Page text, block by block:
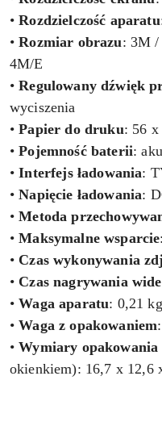
•Rozdzielczość aparatu
•Rozmiar obrazu: 3M
4M/E
•Regulowany dźwięk
wyciszenia
•Papier do druku: 56 x
•Pojemność baterii:
•Interfejs ładowania:
•Napięcie ładowania:
•Metoda
•Maksymalne wsparcie
• Czas wykonywania
• Czas nagrywania
•Waga aparatu: 0,21 kg
•Waga z opakowaniem
•Wymiary opakowania
okienkiem): 16,7 x 12,6